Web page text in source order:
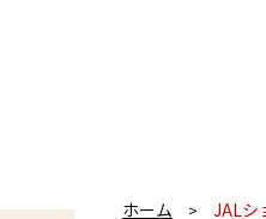
ホーム > JALシ